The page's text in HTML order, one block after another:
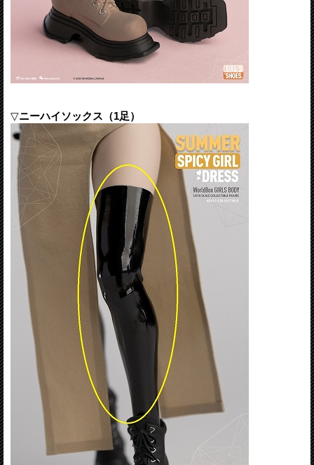
▽ニーハイソックス（1足）